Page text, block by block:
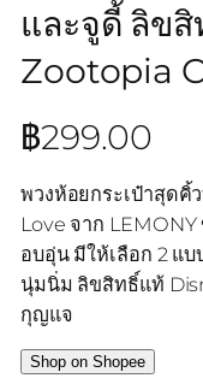
และจูดี้ ลิข
Zootopia
฿299.00
พวงห้อยกระเป๋าสุดคิ้
Love จาก
อบอุ่น มีให้เลือก 2 แ
นุ่มนิ่ม ลิขสิทธิ์แท้
กุญแจ
Shop on Shopee